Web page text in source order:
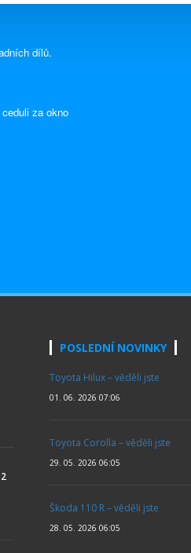
dílů.
za okno
POSLEDNÍ NOVINKY
Toyota Hilux – věděli jste
01. 06. 2026 07:06
Toyota Corolla – věděli jste
29. 05. 2026 06:05
Škoda 110 R – věděli jste
28. 05. 2026 06:05